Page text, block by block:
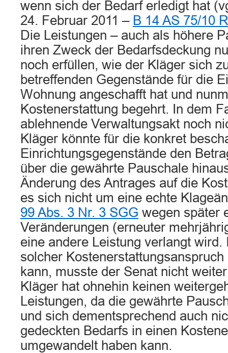
wenn sich der Bedarf erledigt hat
24. Februar 2011 – B 14 AS 75/10 R
Die Leistungen – auch als höhere
ihren Zweck der Bedarfsdeckung
noch erfüllen, wie der Kläger sich
betreffenden Gegenstände für die
Wohnung angeschafft hat und
Kostenerstattung begehrt. In dem
ablehnende Verwaltungsakt noch
Kläger könnte für die konkret
Einrichtungsgegenstände den
über die gewährte Pauschale
Änderung des Antrages auf die
es sich nicht um eine echte
99 Abs. 3 Nr. 3 SGG wegen später
Veränderungen (erneuter
eine andere Leistung verlangt
solcher
kann, musste der Senat nicht
Kläger hat ohnehin keinen
Leistungen, da die gewährte
und sich dementsprechend auch
gedeckten Bedarfs in einen
umgewandelt haben kann.